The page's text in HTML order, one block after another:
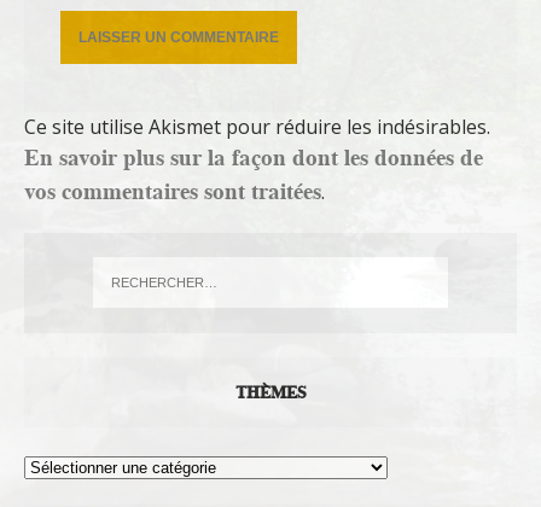
Ce site utilise Akismet pour réduire les indésirables.
En savoir plus sur la façon dont les données de
vos commentaires sont traitées.
THÈMES
Thèmes